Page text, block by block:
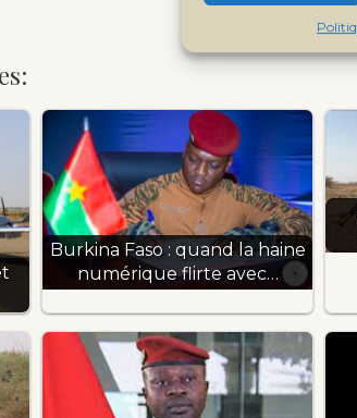
Burkina Faso : quand la haine
numérique flirte avec…